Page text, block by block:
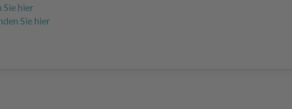
hier
Sie hier